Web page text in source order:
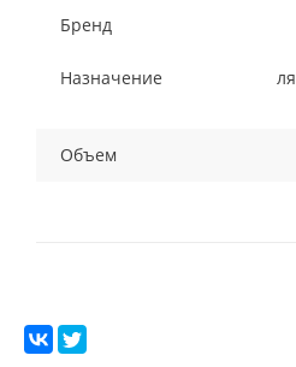
Бренд
Назначение
Объем